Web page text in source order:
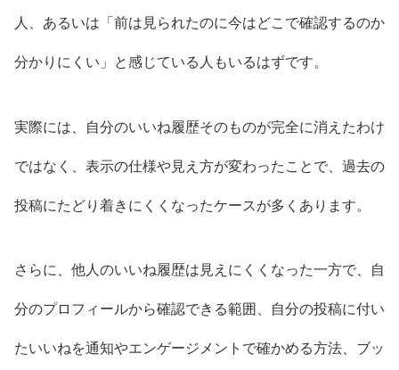
人、あるいは「前は見られたのに今はどこで確認するのか
分かりにくい」と感じている人もいるはずです。
実際には、自分のいいね履歴そのものが完全に消えたわけ
ではなく、表示の仕様や見え方が変わったことで、過去の
投稿にたどり着きにくくなったケースが多くあります。
さらに、他人のいいね履歴は見えにくくなった一方で、自
分のプロフィールから確認できる範囲、自分の投稿に付い
たいいねを通知やエンゲージメントで確かめる方法、ブッ